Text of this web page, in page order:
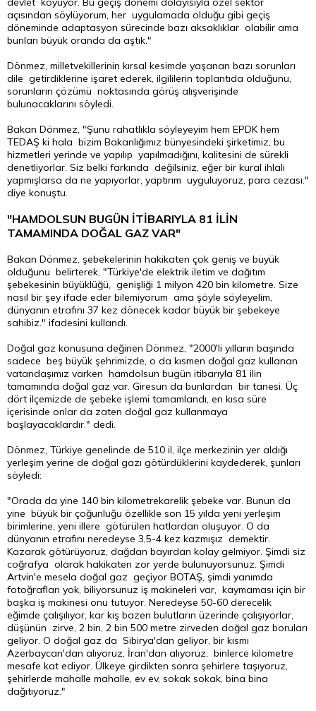
açısından söylüyorum, her uygulamada olduğu gibi geçiş
döneminde adaptasyon sürecinde bazı aksaklıklar olabilir ama
bunları büyük oranda da aştık."
Dönmez, milletvekillerinin kırsal kesimde yaşanan bazı sorunları
dile getirdiklerine işaret ederek, ilgililerin toplantıda olduğunu,
sorunların çözümü noktasında görüş alışverişinde
bulunacaklarını söyledi.
Bakan Dönmez, "Şunu rahatlıkla söyleyeyim hem EPDK hem
TEDAŞ ki hala bizim Bakanlığımız bünyesindeki şirketimiz, bu
hizmetleri yerinde ve yapılıp yapılmadığını, kalitesini de sürekli
denetliyorlar. Siz belki farkında değilsiniz, eğer bir kural ihlali
yapmışlarsa da ne yapıyorlar, yaptırım uyguluyoruz, para cezası."
diye konuştu.
"HAMDOLSUN BUGÜN İTİBARIYLA 81 İLİN
TAMAMINDA DOĞAL GAZ VAR"
Bakan Dönmez, şebekelerinin hakikaten çok geniş ve büyük
olduğunu belirterek, "Türkiye'de elektrik iletim ve dağıtım
şebekesinin büyüklüğü, genişliği 1 milyon 420 bin kilometre. Size
nasıl bir şey ifade eder bilemiyorum ama şöyle söyleyelim,
dünyanın etrafını 37 kez dönecek kadar büyük bir şebekeye
sahibiz." ifadesini kullandı.
Doğal gaz konusuna değinen Dönmez, "2000'li yılların başında
sadece beş büyük şehrimizde, o da kısmen doğal gaz kullanan
vatandaşımız varken hamdolsun bugün itibarıyla 81 ilin
tamamında doğal gaz var. Giresun da bunlardan bir tanesi. Üç
dört ilçemizde de şebeke işlemi tamamlandı, en kısa süre
içerisinde onlar da zaten doğal gaz kullanmaya
başlayacaklardır." dedi.
Dönmez, Türkiye genelinde de 510 il, ilçe merkezinin yer aldığı
yerleşim yerine de doğal gazı götürdüklerini kaydederek, şunları
söyledi:
"Orada da yine 140 bin kilometrekarelik şebeke var. Bunun da
yine büyük bir çoğunluğu özellikle son 15 yılda yeni yerleşim
birimlerine, yeni illere götürülen hatlardan oluşuyor. O da
dünyanın etrafını neredeyse 3,5-4 kez kazmışız demektir.
Kazarak götürüyoruz, dağdan bayırdan kolay gelmiyor. Şimdi siz
coğrafya olarak hakikaten zor yerde bulunuyorsunuz. Şimdi
Artvin'e mesela doğal gaz geçiyor BOTAŞ, şimdi yanımda
fotoğrafları yok, biliyorsunuz iş makineleri var, kaymaması için bir
başka iş makinesi onu tutuyor. Neredeyse 50-60 derecelik
eğimde çalışılıyor, kar kış bazen bulutların üzerinde çalışıyorlar,
düşünün zirve, 2 bin, 2 bin 500 metre zirveden doğal gaz boruları
geliyor. O doğal gaz da Sibirya'dan geliyor, bir kısmı
Azerbaycan'dan alıyoruz, İran'dan alıyoruz, binlerce kilometre
mesafe kat ediyor. Ülkeye girdikten sonra şehirlere taşıyoruz,
şehirlerde mahalle mahalle, ev ev, sokak sokak, bina bina
dağıtıyoruz."